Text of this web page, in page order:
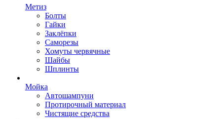
Метиз
Болты
Гайки
Заклёпки
Саморезы
Хомуты червячные
Шайбы
Шплинты
Мойка
Автошампуни
Протирочный материал
Чистящие средства